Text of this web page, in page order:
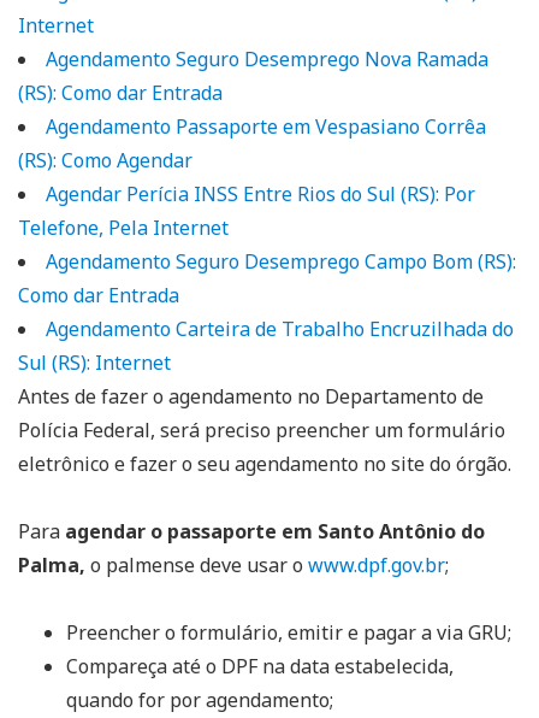
Internet
Agendamento Seguro Desemprego Nova Ramada
(RS): Como dar Entrada
Agendamento Passaporte em Vespasiano Corrêa
(RS): Como Agendar
Agendar Perícia INSS Entre Rios do Sul (RS): Por
Telefone, Pela Internet
Agendamento Seguro Desemprego Campo Bom (RS):
Como dar Entrada
Agendamento Carteira de Trabalho Encruzilhada do
Sul (RS): Internet
Antes de fazer o agendamento no Departamento de
Polícia Federal, será preciso preencher um formulário
eletrônico e fazer o seu agendamento no site do órgão.
Para agendar o passaporte em Santo Antônio do
Palma, o palmense deve usar o www.dpf.gov.br;
Preencher o formulário, emitir e pagar a via GRU;
Compareça até o DPF na data estabelecida,
quando for por agendamento;